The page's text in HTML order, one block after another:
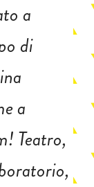
a
di
a
Teatro,